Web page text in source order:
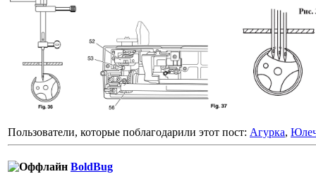
Пользователи, которые поблагодарили этот пост: Агурка,
BoldBug